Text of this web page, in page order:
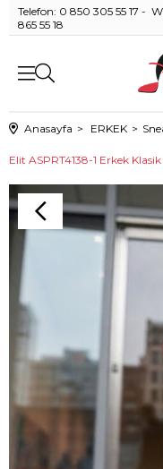
Telefon: 0 850 305 55 17 -
865 55 18
Anasayfa ERKEK
Elit ASPRT4138-1 Erkek